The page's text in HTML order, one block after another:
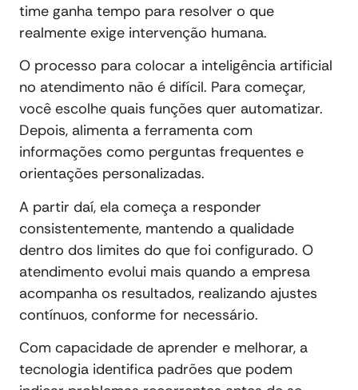
time ganha tempo para resolver o que
realmente exige intervenção humana.
O processo para colocar a inteligência artificial
no atendimento não é difícil. Para começar,
você escolhe quais funções quer automatizar.
Depois, alimenta a ferramenta com
informações como perguntas frequentes e
orientações personalizadas.
A partir daí, ela começa a responder
consistentemente, mantendo a qualidade
dentro dos limites do que foi configurado. O
atendimento evolui mais quando a empresa
acompanha os resultados, realizando ajustes
contínuos, conforme for necessário.
Com capacidade de aprender e melhorar, a
tecnologia identifica padrões que podem